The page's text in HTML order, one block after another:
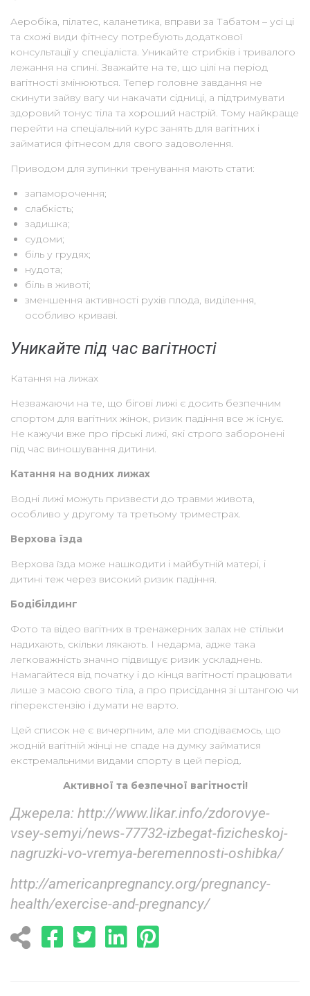
Аеробіка, пілатес, каланетика, вправи за Табатом – усі ці
та схожі види фітнесу потребують додаткової
консультації у спеціаліста. Уникайте стрибків і тривалого
лежання на спині. Зважайте на те, що цілі на період
вагітності змінюються. Тепер головне завдання не
скинути зайву вагу чи накачати сідниці, а підтримувати
здоровий тонус тіла та хороший настрій. Тому найкраще
перейти на спеціальний курс занять для вагітних і
займатися фітнесом для свого задоволення.
Приводом для зупинки тренування мають стати:
запаморочення;
слабкість;
задишка;
судоми;
біль у грудях;
нудота;
біль в животі;
зменшення активності рухів плода, виділення,
особливо криваві.
Уникайте під час вагітності
Катання на лижах
Незважаючи на те, що бігові лижі є досить безпечним
спортом для вагітних жінок, ризик падіння все ж існує.
Не кажучи вже про гірські лижі, які строго заборонені
під час виношування дитини.
Катання на водних лижах
Водні лижі можуть призвести до травми живота,
особливо у другому та третьому триместрах.
Верхова їзда
Верхова їзда може нашкодити і майбутній матері, і
дитині теж через високий ризик падіння.
Бодібілдинг
Фото та відео вагітних в тренажерних залах не стільки
надихають, скільки лякають. І недарма, адже така
легковажність значно підвищує ризик ускладнень.
Намагайтеся від початку і до кінця вагітності працювати
лише з масою свого тіла, а про присідання зі штангою чи
гіперекстензію і думати не варто.
Цей список не є вичерпним, але ми сподіваємось, що
жодній вагітній жінці не спаде на думку займатися
екстремальними видами спорту в цей період.
Активної та безпечної вагітності!
Джерела: http://www.likar.info/zdorovye-
vsey-semyi/news-77732-izbegat-fizicheskoj-
nagruzki-vo-vremya-beremennosti-oshibka/
http://americanpregnancy.org/pregnancy-
health/exercise-and-pregnancy/